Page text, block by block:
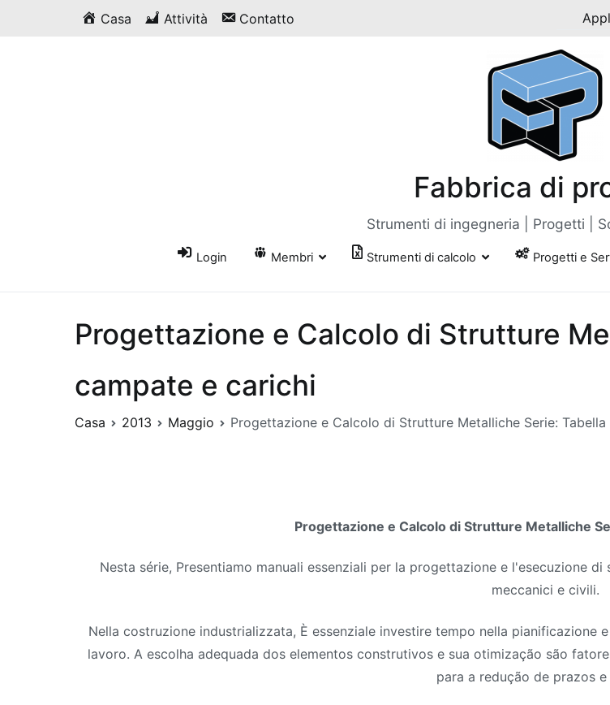
Casa Attività Contatto
Fabbrica di
Strumenti di ingegneria | Progetti |
Login Membri Strumenti di calcolo Progetti e
Progettazione e Calcolo di Strutture
campate e carichi
Casa 2013 Maggio Progettazione e Calcolo di Strutture Metalliche Serie:
Progettazione e Calcolo di Strutture Metalliche
Nesta série, Presentiamo manuali essenziali per la progettazione e l'esecuzione
meccanici e civili.
Nella costruzione industrializzata, È essenziale investire tempo nella pianificazione
lavoro. A escolha adequada dos elementos construtivos e sua otimização são
para a redução de prazos